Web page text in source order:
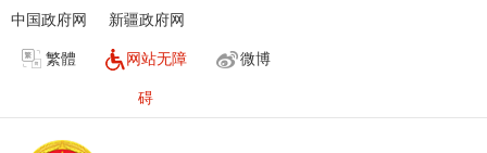
中国政府网 新疆政府网
繁體 网站无障
碍
微博